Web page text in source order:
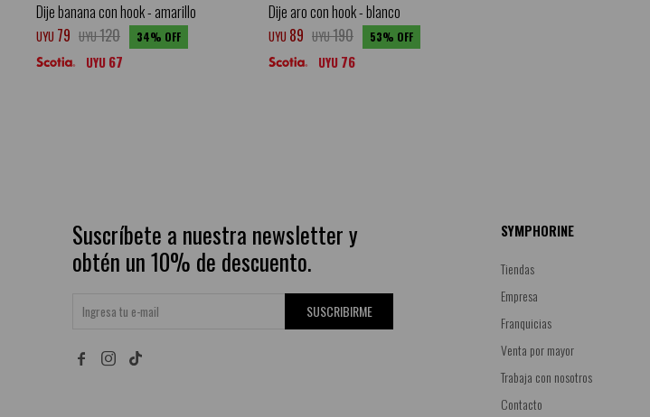
Dije banana con hook - amarillo
UYU 79 UYU120 34
UYU 67
Dije aro con hook - blanco
UYU 89 UYU190 53
UYU 76
Suscríbete a nuestra newsletter y
obtén un 10% de descuento.
SUSCRIBIRME
 
SYMPHORINE
Tiendas
Empresa
Franquicias
Venta por mayor
Trabaja con nosotros
Contacto